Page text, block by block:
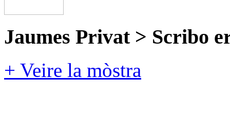
Jaumes Privat > Scribo
+ Veire la mòstra